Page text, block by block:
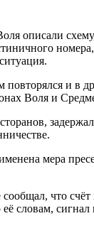
описали
и в
Воля и
мера
что
словам, сигнал